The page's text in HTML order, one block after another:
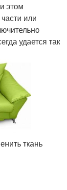
этом
или
удается так
ткань